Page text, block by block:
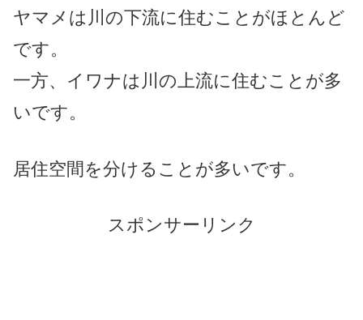
ヤマメは川の下流に住むことがほとんど
です。
一方、イワナは川の上流に住むことが多
いです。
居住空間を分けることが多いです。
スポンサーリンク